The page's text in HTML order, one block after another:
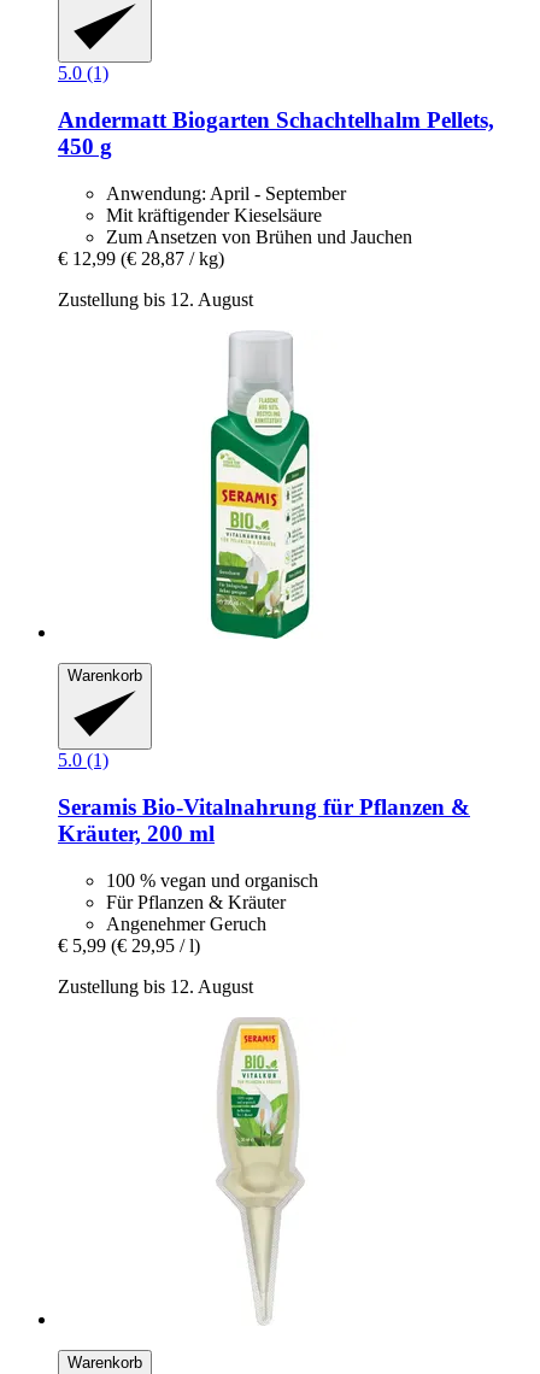
5.0 (1)
Andermatt Biogarten Schachtelhalm Pellets,
450 g
Anwendung: April - September
Mit kräftigender Kieselsäure
Zum Ansetzen von Brühen und Jauchen
€ 12,99 (€ 28,87 / kg)
Zustellung bis 12. August
Warenkorb
5.0 (1)
Seramis Bio-​Vitalnahrung für Pflanzen &
Kräuter, 200 ml
100 % vegan und organisch
Für Pflanzen & Kräuter
Angenehmer Geruch
€ 5,99 (€ 29,95 / l)
Zustellung bis 12. August
Warenkorb